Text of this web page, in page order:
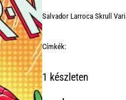
Salvador Larroca Skrull
Címkék:
1 készleten